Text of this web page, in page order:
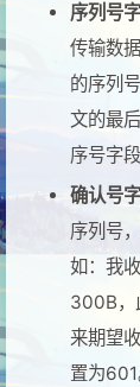
序列号
传输数
的序列
文的最
序号字
确认号
序列号
如：我
300B，
来期望
置为601